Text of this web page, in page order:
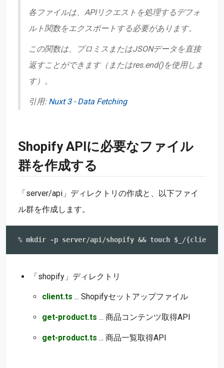
各ファイルは、APIリクエストを処理するデフォ
ルト関数をエクスポートする必要があります。
この関数は、プロミスまたはJSONデータを直接
返すことができます（またはres.end()を使用しま
す）。
引用: Nuxt 3 - Data Fetching
Shopify APIに必要なファイル
群を作成する
「server/api」ディレクトリの作成と、以下ファイ
ル群を作成します。
「shopify」ディレクトリ
client.ts ... Shopifyセットアップファイル
get-product.ts ... 商品コンテンツ取得API
get-product.ts ... 商品一覧取得API